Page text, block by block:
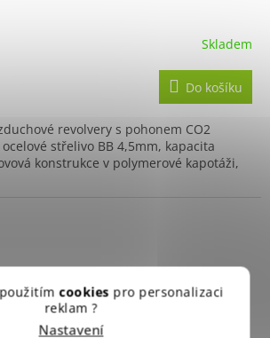
použitímcookies pro personalizaci
reklam ?
Nastavení
Skladem
Do košíku
revolvery s pohonem CO2
střelivo BB 4,5mm, kapacita
konstrukce v polymerové kapotáži,